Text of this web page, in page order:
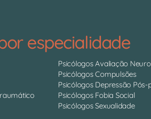
especialidade
Psicólogos Avaliação
Psicólogos Compulsões
Psicólogos Depressão
Psicólogos Fobia Social
Psicólogos Sexualidade